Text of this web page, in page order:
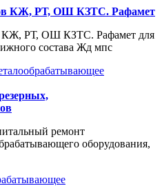
КЖ, РТ, ОШ КЗТС. Рафамет
КЖ, РТ, ОШ КЗТС. Рафамет для
состава Жд мпс
ремонт
оборудования,